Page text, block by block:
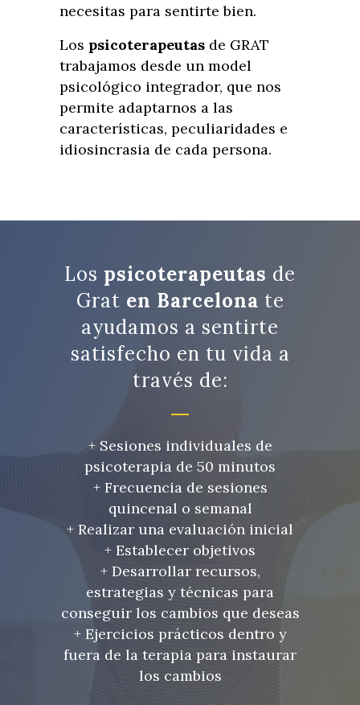
necesitas para sentirte bien.
Los psicoterapeutas de GRAT
trabajamos desde un model
psicológico integrador, que nos
permite adaptarnos a las
características, peculiaridades e
idiosincrasia de cada persona.
Los psicoterapeutas de
Grat en Barcelona te
ayudamos a sentirte
satisfecho en tu vida a
través de:
+ Sesiones individuales de
psicoterapia de 50 minutos
+ Frecuencia de sesiones
quincenal o semanal
+ Realizar una evaluación inicial
+ Establecer objetivos
+ Desarrollar recursos,
estrategias y técnicas para
conseguir los cambios que deseas
+ Ejercicios prácticos dentro y
fuera de la terapia para instaurar
los cambios